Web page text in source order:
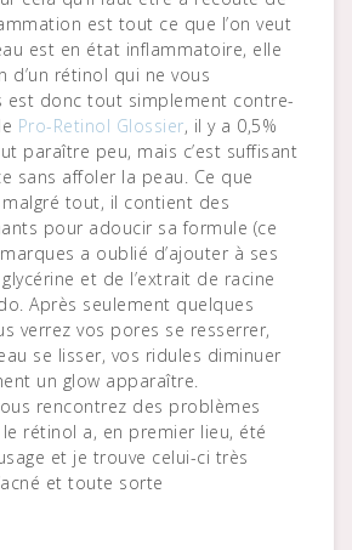
est tout ce que l’on veut
est en état inflammatoire, elle
d’un rétinol qui ne vous
est donc tout simplement contre-
Pro-Retinol Glossier, il y a 0,5%
paraître peu, mais c’est suffisant
sans affoler la peau. Ce que
malgré tout, il contient des
pour adoucir sa formule (ce
a oublié d’ajouter à ses
et de l’extrait de racine
Après seulement quelques
verrez vos pores se resserrer,
se lisser, vos ridules diminuer
un glow apparaître.
rencontrez des problèmes
rétinol a, en premier lieu, été
et je trouve celui-ci très
et toute sorte